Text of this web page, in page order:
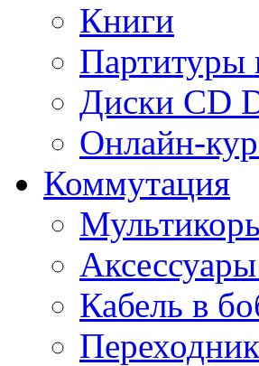
Книги
Партитуры
Диски CD
Онлайн-
Коммутация
Кабель в